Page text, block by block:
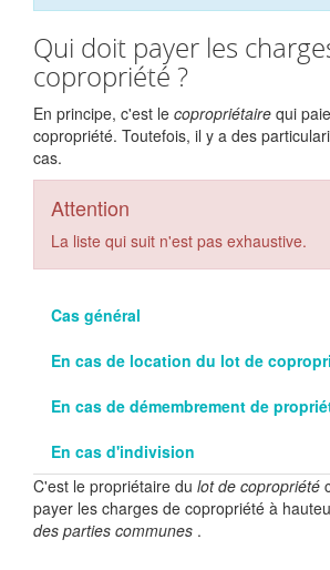
Qui doit payer les
copropriété ?
En principe, c'est le copropriétaire qui
copropriété. Toutefois, il y a des
cas.
Attention
La liste qui suit n'est pas exhaustive.
Cas général
En cas de location du lot de
En cas de démembrement de
En cas d'indivision
C'est le propriétaire du lot de copropriété
payer les charges de copropriété à
des parties communes .